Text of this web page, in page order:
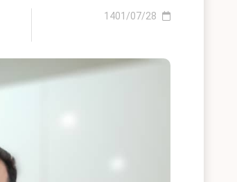
1401/07/28